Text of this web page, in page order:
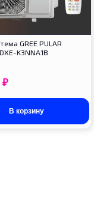
GREE PULAR
K3NNA1B
₽
В корзину